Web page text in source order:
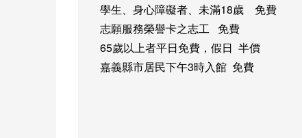
學生、身心障礙者、未滿18歲 免費
志願服務榮譽卡之志工 免費
65歲以上者平日免費，假日 半價
嘉義縣市居民下午3時入館 免費